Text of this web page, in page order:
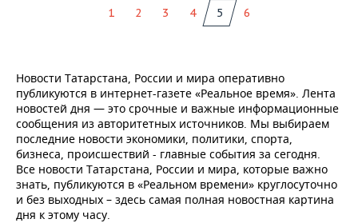
1 2 3 4 5 6
Новости Татарстана, России и мира оперативно
публикуются в интернет-газете «Реальное время». Лента
новостей дня — это срочные и важные информационные
сообщения из авторитетных источников. Мы выбираем
последние новости экономики, политики, спорта,
бизнеса, происшествий - главные события за сегодня.
Все новости Татарстана, России и мира, которые важно
знать, публикуются в «Реальном времени» круглосуточно
и без выходных – здесь самая полная новостная картина
дня к этому часу.